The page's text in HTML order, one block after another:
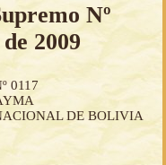
Nº
2009
0117
DE BOLIVIA